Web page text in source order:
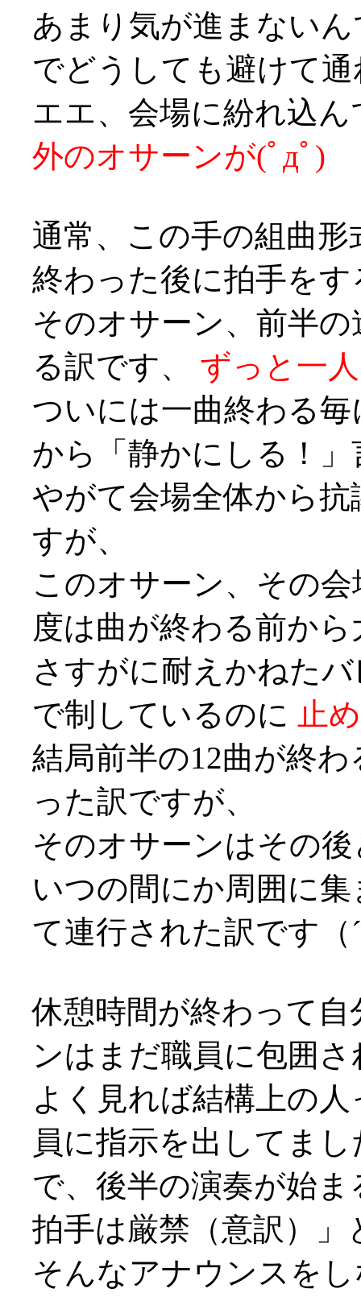
あまり気が進まない
でどうしても避けて
エエ、会場に紛れ込
外のオサーンが(ﾟдﾟ)
通常、この手の組曲
終わった後に拍手を
そのオサーン、前半
る訳です、 ずっと一
ついには一曲終わる
から「静かにしる！」
やがて会場全体から
すが、
このオサーン、その
度は曲が終わる前か
さすがに耐えかねた
で制しているのに 止
結局前半の12曲が終
った訳ですが、
そのオサーンはその
いつの間にか周囲に
て連行された訳です（
休憩時間が終わって
ンはまだ職員に包囲
よく見れば結構上の
員に指示を出してまし
で、後半の演奏が始
拍手は厳禁（意訳）
そんなアナウンスを